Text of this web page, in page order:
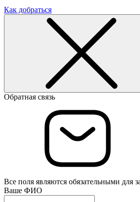
Как добраться
Обратная связь
Все поля являются обязательными для
Ваше ФИО